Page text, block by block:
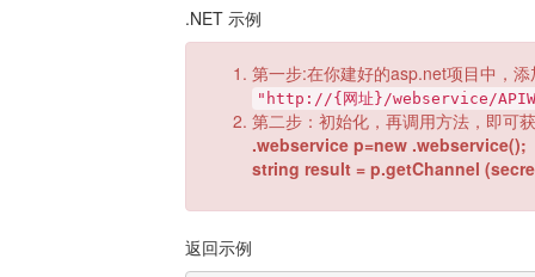
.NET 示例
第一步:在你建好的asp.net项目中，
"http://{网址}/webservice/
第二步：初始化，再调用方法，即可
.webservice p=new .webservice();
string result = p.getChannel
返回示例